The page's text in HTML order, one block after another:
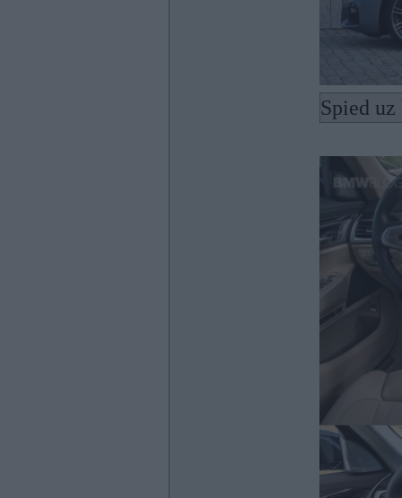
Spied